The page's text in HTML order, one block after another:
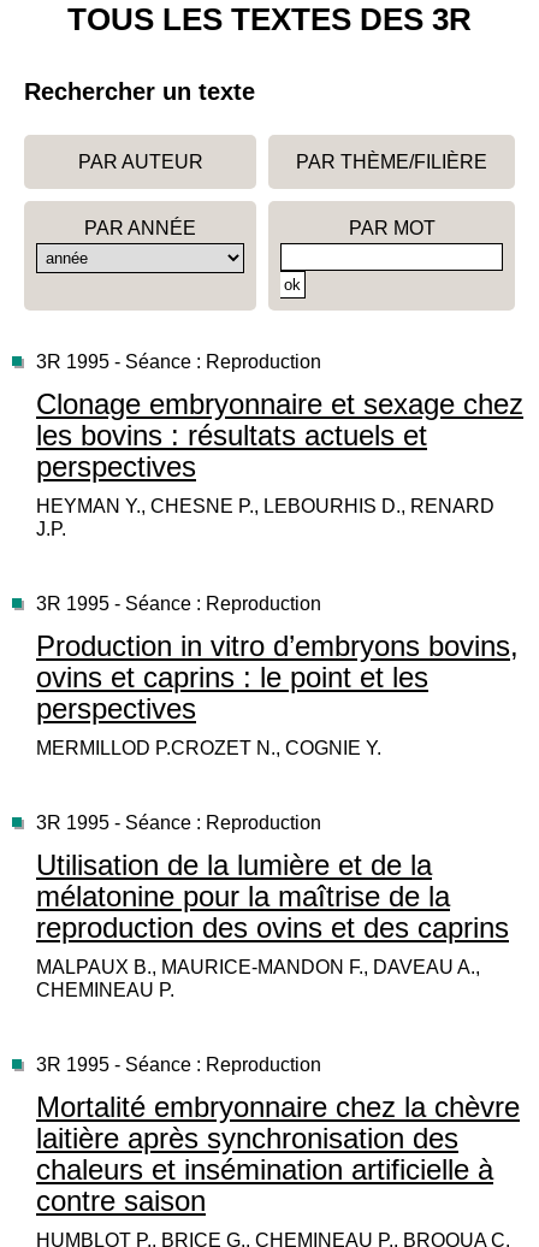
TOUS LES TEXTES DES 3R
Rechercher un texte
PAR AUTEUR PAR THÈME/FILIÈRE
PAR ANNÉE PAR MOT
3R 1995 - Séance : Reproduction
Clonage embryonnaire et sexage chez
les bovins : résultats actuels et
perspectives
HEYMAN Y., CHESNE P., LEBOURHIS D., RENARD
J.P.
3R 1995 - Séance : Reproduction
Production in vitro d’embryons bovins,
ovins et caprins : le point et les
perspectives
MERMILLOD P.CROZET N., COGNIE Y.
3R 1995 - Séance : Reproduction
Utilisation de la lumière et de la
mélatonine pour la maîtrise de la
reproduction des ovins et des caprins
MALPAUX B., MAURICE-MANDON F., DAVEAU A.,
CHEMINEAU P.
3R 1995 - Séance : Reproduction
Mortalité embryonnaire chez la chèvre
laitière après synchronisation des
chaleurs et insémination artificielle à
contre saison
HUMBLOT P., BRICE G., CHEMINEAU P., BROQUA C.